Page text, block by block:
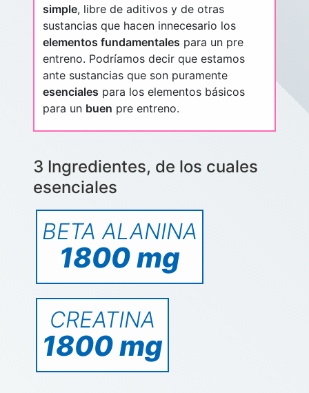
simple, libre de aditivos y de otras
sustancias que hacen innecesario los
elementos fundamentales para un pre
entreno. Podríamos decir que estamos
ante sustancias que son puramente
esenciales para los elementos básicos
para un buen pre entreno.
3 Ingredientes, de los cuales
esenciales
BETA ALANINA
1800 mg
CREATINA
1800 mg